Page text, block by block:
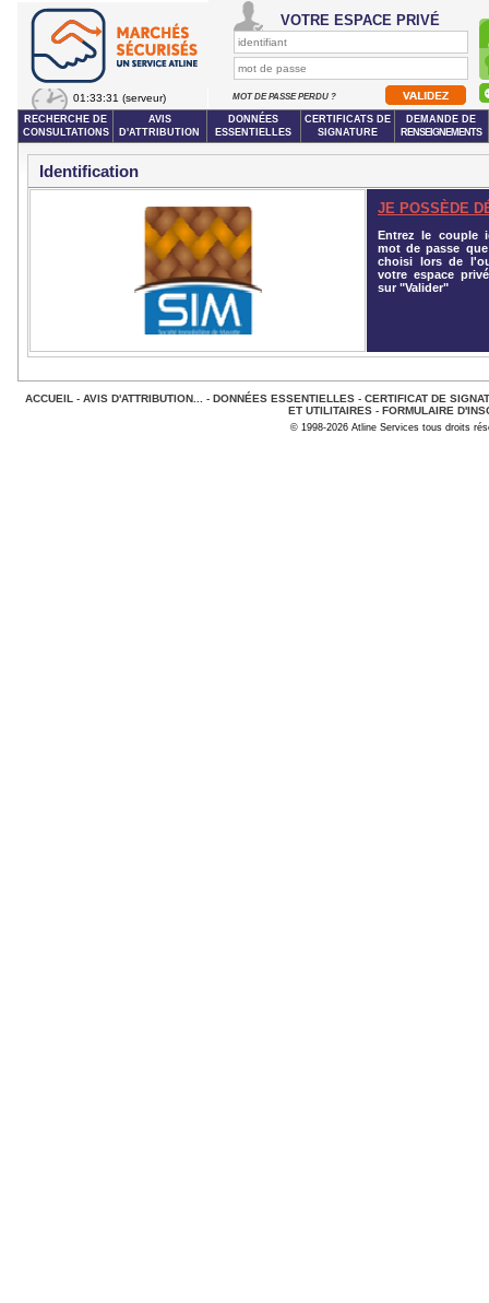
01:33:31 (serveur)
VOTRE ESPACE PRIVÉ
MOT DE PASSE PERDU ?
RECHERCHE DE
CONSULTATIONS
AVIS
D'ATTRIBUTION
DONNÉES
ESSENTIELLES
CERTIFICATS DE
SIGNATURE
DEMANDE DE
RENSEIGNEMENTS
Identification
JE POSSÈDE
Entrez le couple
mot de passe
choisi lors de
votre espace
sur "Valider"
ACCUEIL - AVIS D'ATTRIBUTION... - DONNÉES ESSENTIELLES- CERTIFICAT DE
ET UTILITAIRES - FORMULAIRE
© 1998-2026 Atline Services tous droits